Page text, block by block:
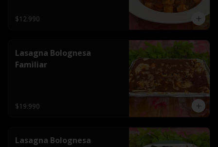
$12.990
Lasagna Bolognesa
Familiar
$19.990
Lasagna Bolognesa